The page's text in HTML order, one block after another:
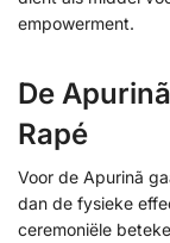
empowerment.
De
Rapé
Voor de Apurinã
dan de fysieke
ceremoniële